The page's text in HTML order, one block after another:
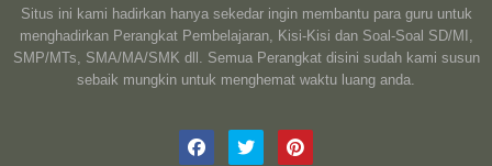
Situs ini kami hadirkan hanya sekedar ingin membantu para guru untuk
menghadirkan Perangkat Pembelajaran, Kisi-Kisi dan Soal-Soal SD/MI,
SMP/MTs, SMA/MA/SMK dll. Semua Perangkat disini sudah kami susun
sebaik mungkin untuk menghemat waktu luang anda.